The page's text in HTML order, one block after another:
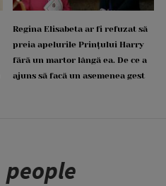
Regina Elisabeta ar fi refuzat să
preia apelurile Prințului Harry
fără un martor lângă ea. De ce a
ajuns să facă un asemenea gest
people